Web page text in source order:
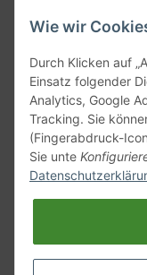
Versand mit
Wie wir
Durch Klicken auf
Einsatz folgender
Analytics, Google
Tracking. Sie
(Fingerabdruck-
Sie unte